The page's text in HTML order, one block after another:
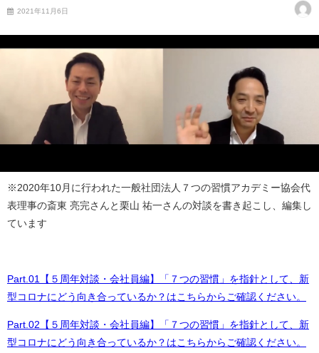
2021年11月6日
※2020年10月に行われた一般社団法人７つの習慣アカデミー協会代
表理事の斎東 亮完さんと栗山 祐一さんの対談を書き起こし、編集し
ています
Part.01【５周年対談・会社員編】「７つの習慣」を指針として、新
型コロナにどう向き合っているか？はこちらからご確認ください。
Part.02【５周年対談・会社員編】「７つの習慣」を指針として、新
型コロナにどう向き合っているか？はこちらからご確認ください。